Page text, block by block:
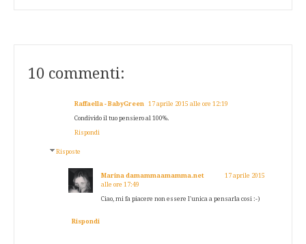
10 commenti:
Raffaella - BabyGreen 17 aprile 2015 alle ore 12:19
Condivido il tuo pensiero al 100%.
Rispondi
Risposte
Marina damammaamamma.net
17 aprile 2015
alle ore 17:49
Ciao, mi fa piacere non essere l'unica a pensarla cosi :-)
Rispondi